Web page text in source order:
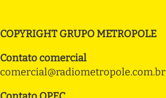
COPYRIGHT GRUPO METROPOLE
Contato comercial
comercial@radiometropole.com.br